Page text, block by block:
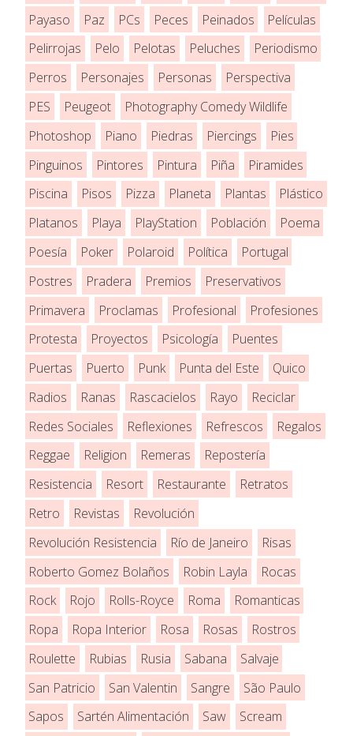
Payaso
Paz PCs Peces Peinados
Películas
Pelirrojas
Pelo Pelotas Peluches
Periodismo
Perros
Personajes Personas
Perspectiva
PES
Peugeot
Photography Comedy Wildlife
Photoshop
Piano Piedras Piercings
Pies
Pinguinos
Pintores Pintura Piña
Piramides
Piscina
Pisos Pizza Planeta Plantas
Plástico
Platanos
Playa PlayStation Población
Poema
Poesía
Poker Polaroid Política
Portugal
Postres
Pradera Premios
Preservativos
Primavera
Proclamas Profesional
Profesiones
Protesta
Proyectos Psicología
Puentes
Puertas
Puerto Punk Punta del Este
Quico
Radios
Ranas Rascacielos Rayo
Reciclar
Redes Sociales
Reflexiones Refrescos
Regalos
Reggae
Religion Remeras
Repostería
Resistencia
Resort Restaurante
Retratos
Retro
Revistas
Revolución
Revolución Resistencia
Río de Janeiro
Risas
Roberto Gomez Bolaños
Robin Layla
Rocas
Rock
Rojo Rolls-Royce Roma
Romanticas
Ropa
Ropa Interior Rosa Rosas
Rostros
Roulette
Rubias Rusia Sabana
Salvaje
San Patricio
San Valentin Sangre
São Paulo
Sapos
Sartén Alimentación Saw
Scream